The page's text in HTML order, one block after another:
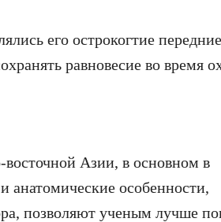
его острокогтие
равновесие во время
Азии, в основном в
особенности,
позволяют ученым лучше